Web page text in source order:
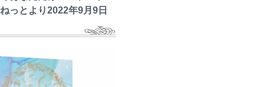
っとより2022年9月9日